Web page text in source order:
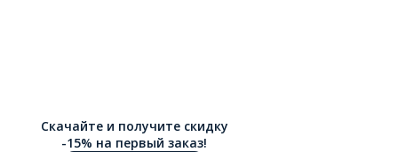
Скачайте и получите скидку
-15% на первый заказ!